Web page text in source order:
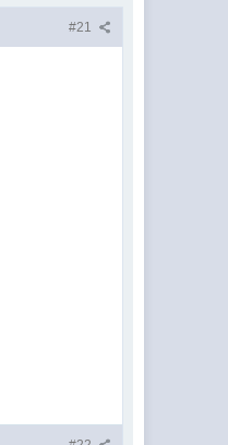
#21